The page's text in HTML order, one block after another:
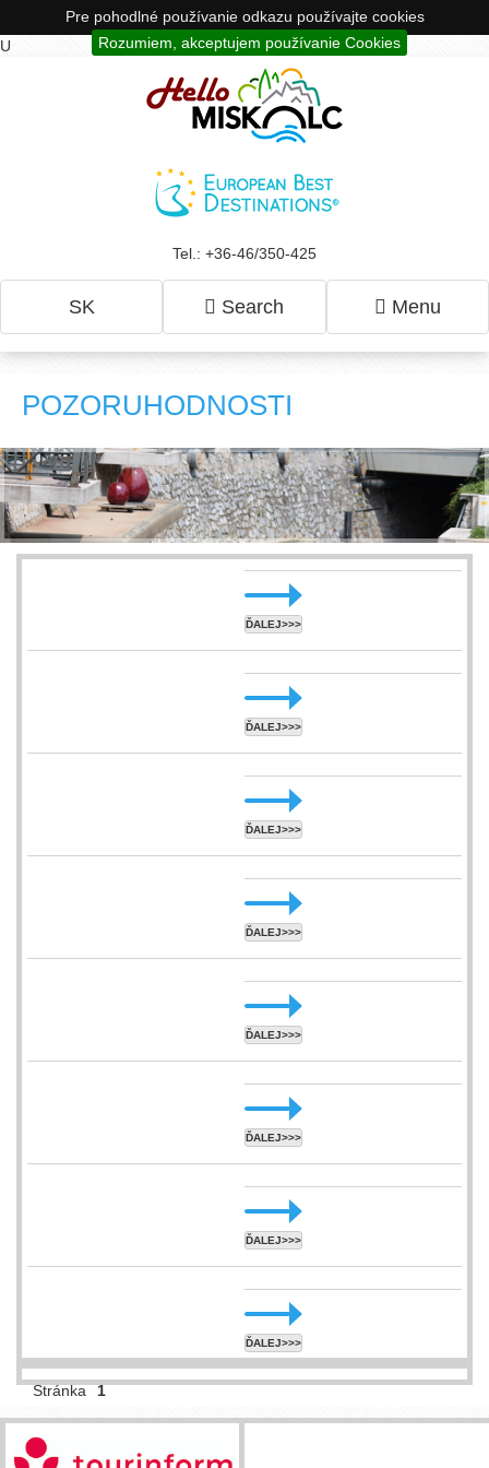
Pre pohodlné používanie odkazu používajte cookies
Rozumiem, akceptujem používanie Cookies
U
Tel.: +36-46/350-425
SK Search Menu
POZORUHODNOSTI
ĎALEJ>>>
ĎALEJ>>>
ĎALEJ>>>
ĎALEJ>>>
ĎALEJ>>>
ĎALEJ>>>
ĎALEJ>>>
ĎALEJ>>>
Stránka 1